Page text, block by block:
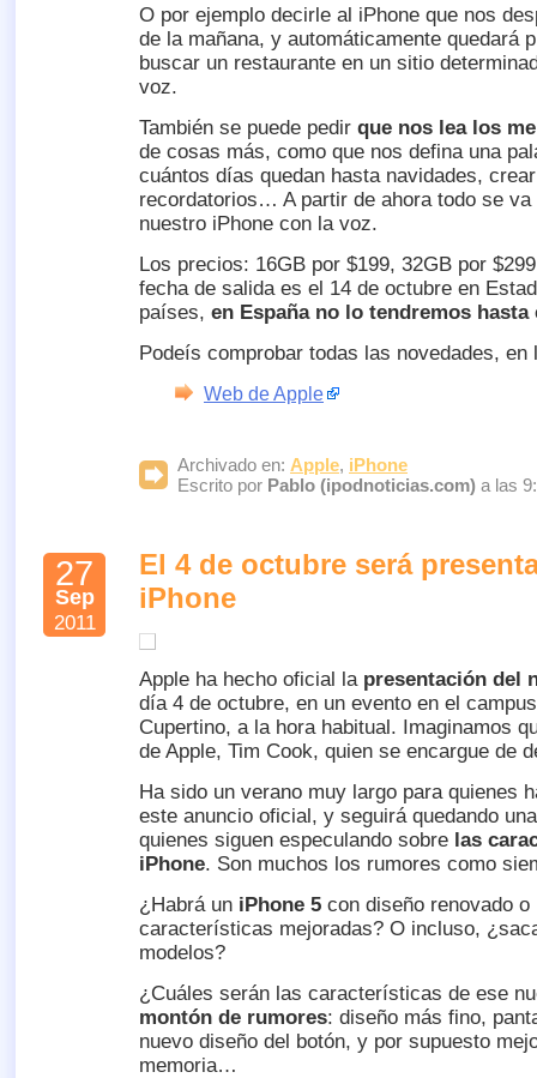
O por ejemplo decirle al iPhone que nos
de la mañana, y automáticamente quedará
buscar un restaurante en un sitio
voz.
También se puede pedir que nos lea los
de cosas más, como que nos defina una
cuántos días quedan hasta navidades,
recordatorios… A partir de ahora todo se va
nuestro iPhone con la voz.
Los precios: 16GB por $199, 32GB por
fecha de salida es el 14 de octubre en
países, en España no lo tendremos hasta
Podeís comprobar todas las novedades, en
Web de Apple
Archivado en: Apple, iPhone
Escrito por Pablo (ipodnoticias.com) a las
El 4 de octubre será
iPhone
27
Sep
2011
Apple ha hecho oficial la presentación del
día 4 de octubre, en un evento en el
Cupertino, a la hora habitual. Imaginamos
de Apple, Tim Cook, quien se encargue de
Ha sido un verano muy largo para quienes
este anuncio oficial, y seguirá quedando
quienes siguen especulando sobre las
iPhone. Son muchos los rumores como
¿Habrá un iPhone 5 con diseño renovado
características mejoradas? O incluso,
modelos?
¿Cuáles serán las características de ese
montón de rumores: diseño más fino,
nuevo diseño del botón, y por supuesto
memoria…